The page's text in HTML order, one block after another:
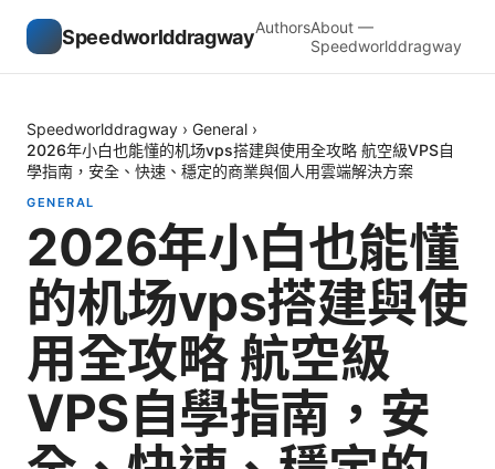
SpeedworlddragwayAuthorsAbout —
Speedworlddragway
Speedworlddragway › General ›
2026年小白也能懂的机场vps搭建與使用全攻略 航空級VPS自
學指南，安全、快速、穩定的商業與個人用雲端解決方案
GENERAL
2026年小白也能懂
的机场vps搭建與使
用全攻略 航空級
VPS自學指南，安